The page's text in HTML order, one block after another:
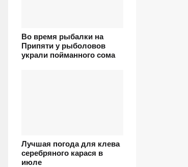
Во время рыбалки на
Припяти у рыболовов
украли пойманного сома
Лучшая погода для клева
серебряного карася в
июле